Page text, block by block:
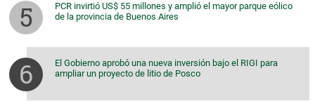
PCR invirtió US$ 55 millones y amplió el mayor parque eólico
de la provincia de Buenos Aires
El Gobierno aprobó una nueva inversión bajo el RIGI para
ampliar un proyecto de litio de Posco